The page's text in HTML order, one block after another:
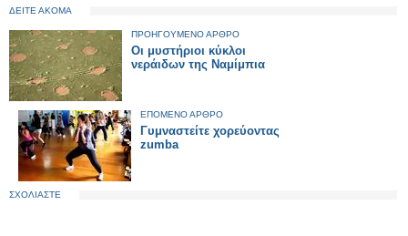
ΔΕΙΤΕ ΑΚΟΜΑ
ΠΡΟΗΓΟΥΜΕΝΟ ΑΡΘΡΟ
Οι μυστήριοι κύκλοι
νεράιδων της Ναμίμπια
ΕΠΟΜΕΝΟ ΑΡΘΡΟ
Γυμναστείτε χορεύοντας
zumba
ΣΧΟΛΙΑΣΤΕ